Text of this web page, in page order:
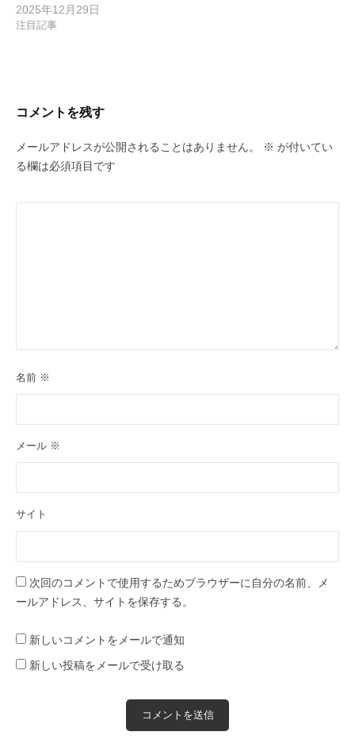
2025年12月29日
注目記事
コメントを残す
メールアドレスが公開されることはありません。 ※ が付いてい
る欄は必須項目です
名前 ※
メール ※
サイト
次回のコメントで使用するためブラウザーに自分の名前、メ
ールアドレス、サイトを保存する。
新しいコメントをメールで通知
新しい投稿をメールで受け取る